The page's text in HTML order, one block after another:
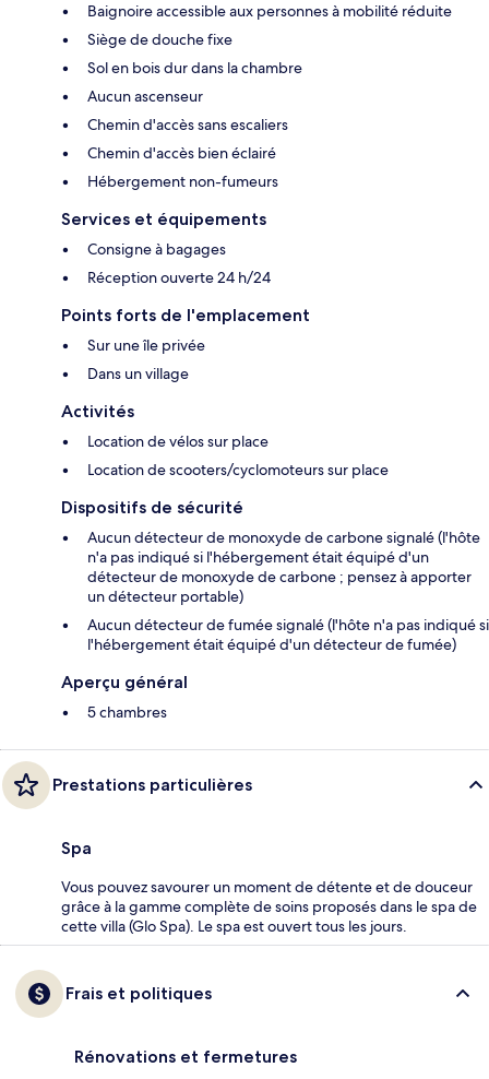
Baignoire accessible aux personnes à mobilité réduite
Siège de douche fixe
Sol en bois dur dans la chambre
Aucun ascenseur
Chemin d'accès sans escaliers
Chemin d'accès bien éclairé
Hébergement non-fumeurs
Services et équipements
Consigne à bagages
Réception ouverte 24 h/24
Points forts de l'emplacement
Sur une île privée
Dans un village
Activités
Location de vélos sur place
Location de scooters/cyclomoteurs sur place
Dispositifs de sécurité
Aucun détecteur de monoxyde de carbone signalé (l'hôte
n'a pas indiqué si l'hébergement était équipé d'un
détecteur de monoxyde de carbone ; pensez à apporter
un détecteur portable)
Aucun détecteur de fumée signalé (l'hôte n'a pas indiqué si
l'hébergement était équipé d'un détecteur de fumée)
Aperçu général
5 chambres
Prestations particulières
Spa
Vous pouvez savourer un moment de détente et de douceur
grâce à la gamme complète de soins proposés dans le spa de
cette villa (Glo Spa). Le spa est ouvert tous les jours.
Frais et politiques
Rénovations et fermetures